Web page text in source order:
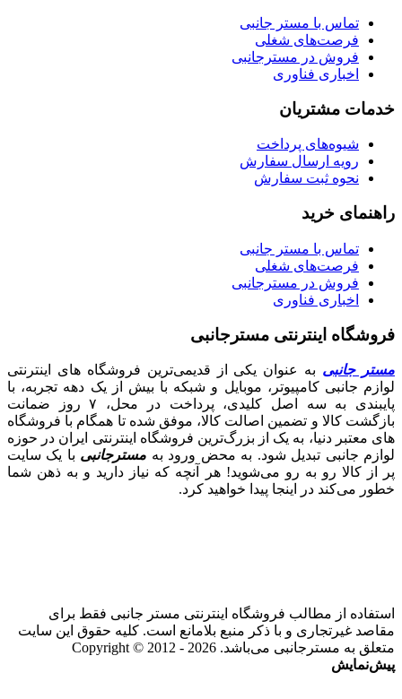
تماس با مستر جانبی
فرصت‌های شغلی
فروش در مسترجانبی
اخباری فناوری
خدمات مشتریان
شیوه‌های پرداخت
رویه ارسال سفارش
نحوه ثبت سفارش
راهنمای خرید
تماس با مستر جانبی
فرصت‌های شغلی
فروش در مسترجانبی
اخباری فناوری
فروشگاه اینترنتی مسترجانبی
مستر جانبی به عنوان یکی از قدیمی‌ترین فروشگاه های اینترنتی
لوازم جانبی کامپیوتر، موبایل و شبکه با بیش از یک دهه تجربه، با
پایبندی به سه اصل کلیدی، پرداخت در محل، ۷ روز ضمانت
بازگشت کالا و تضمین اصالت کالا، موفق شده تا همگام با فروشگاه‌
های معتبر دنیا، به یک از بزرگ‌ترین فروشگاه اینترنتی ایران در حوزه
لوازم جانبی تبدیل شود. به محض ورود به مسترجانبی با یک سایت
پر از کالا رو به رو می‌شوید! هر آنچه که نیاز دارید و به ذهن شما
خطور می‌کند در اینجا پیدا خواهید کرد.
استفاده از مطالب فروشگاه اینترنتی مستر جانبی فقط برای
مقاصد غیرتجاری و با ذکر منبع بلامانع است. کلیه حقوق این سایت
متعلق به مسترجانبی می‌باشد. Copyright © 2012 - 2026
پیش‌نمایش